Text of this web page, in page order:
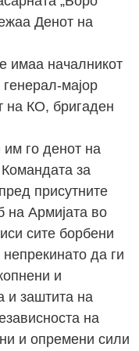
Денот на
имаа началникот
мајор
на КО, бригаден
им го денот на
за
присутните
на Армијата во
сите борбени
да ги
и
и заштита на
на
и опремени сили